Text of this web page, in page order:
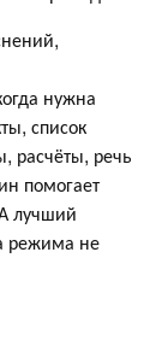
нужна
список
расчёты, речь
помогает
лучший
режима не